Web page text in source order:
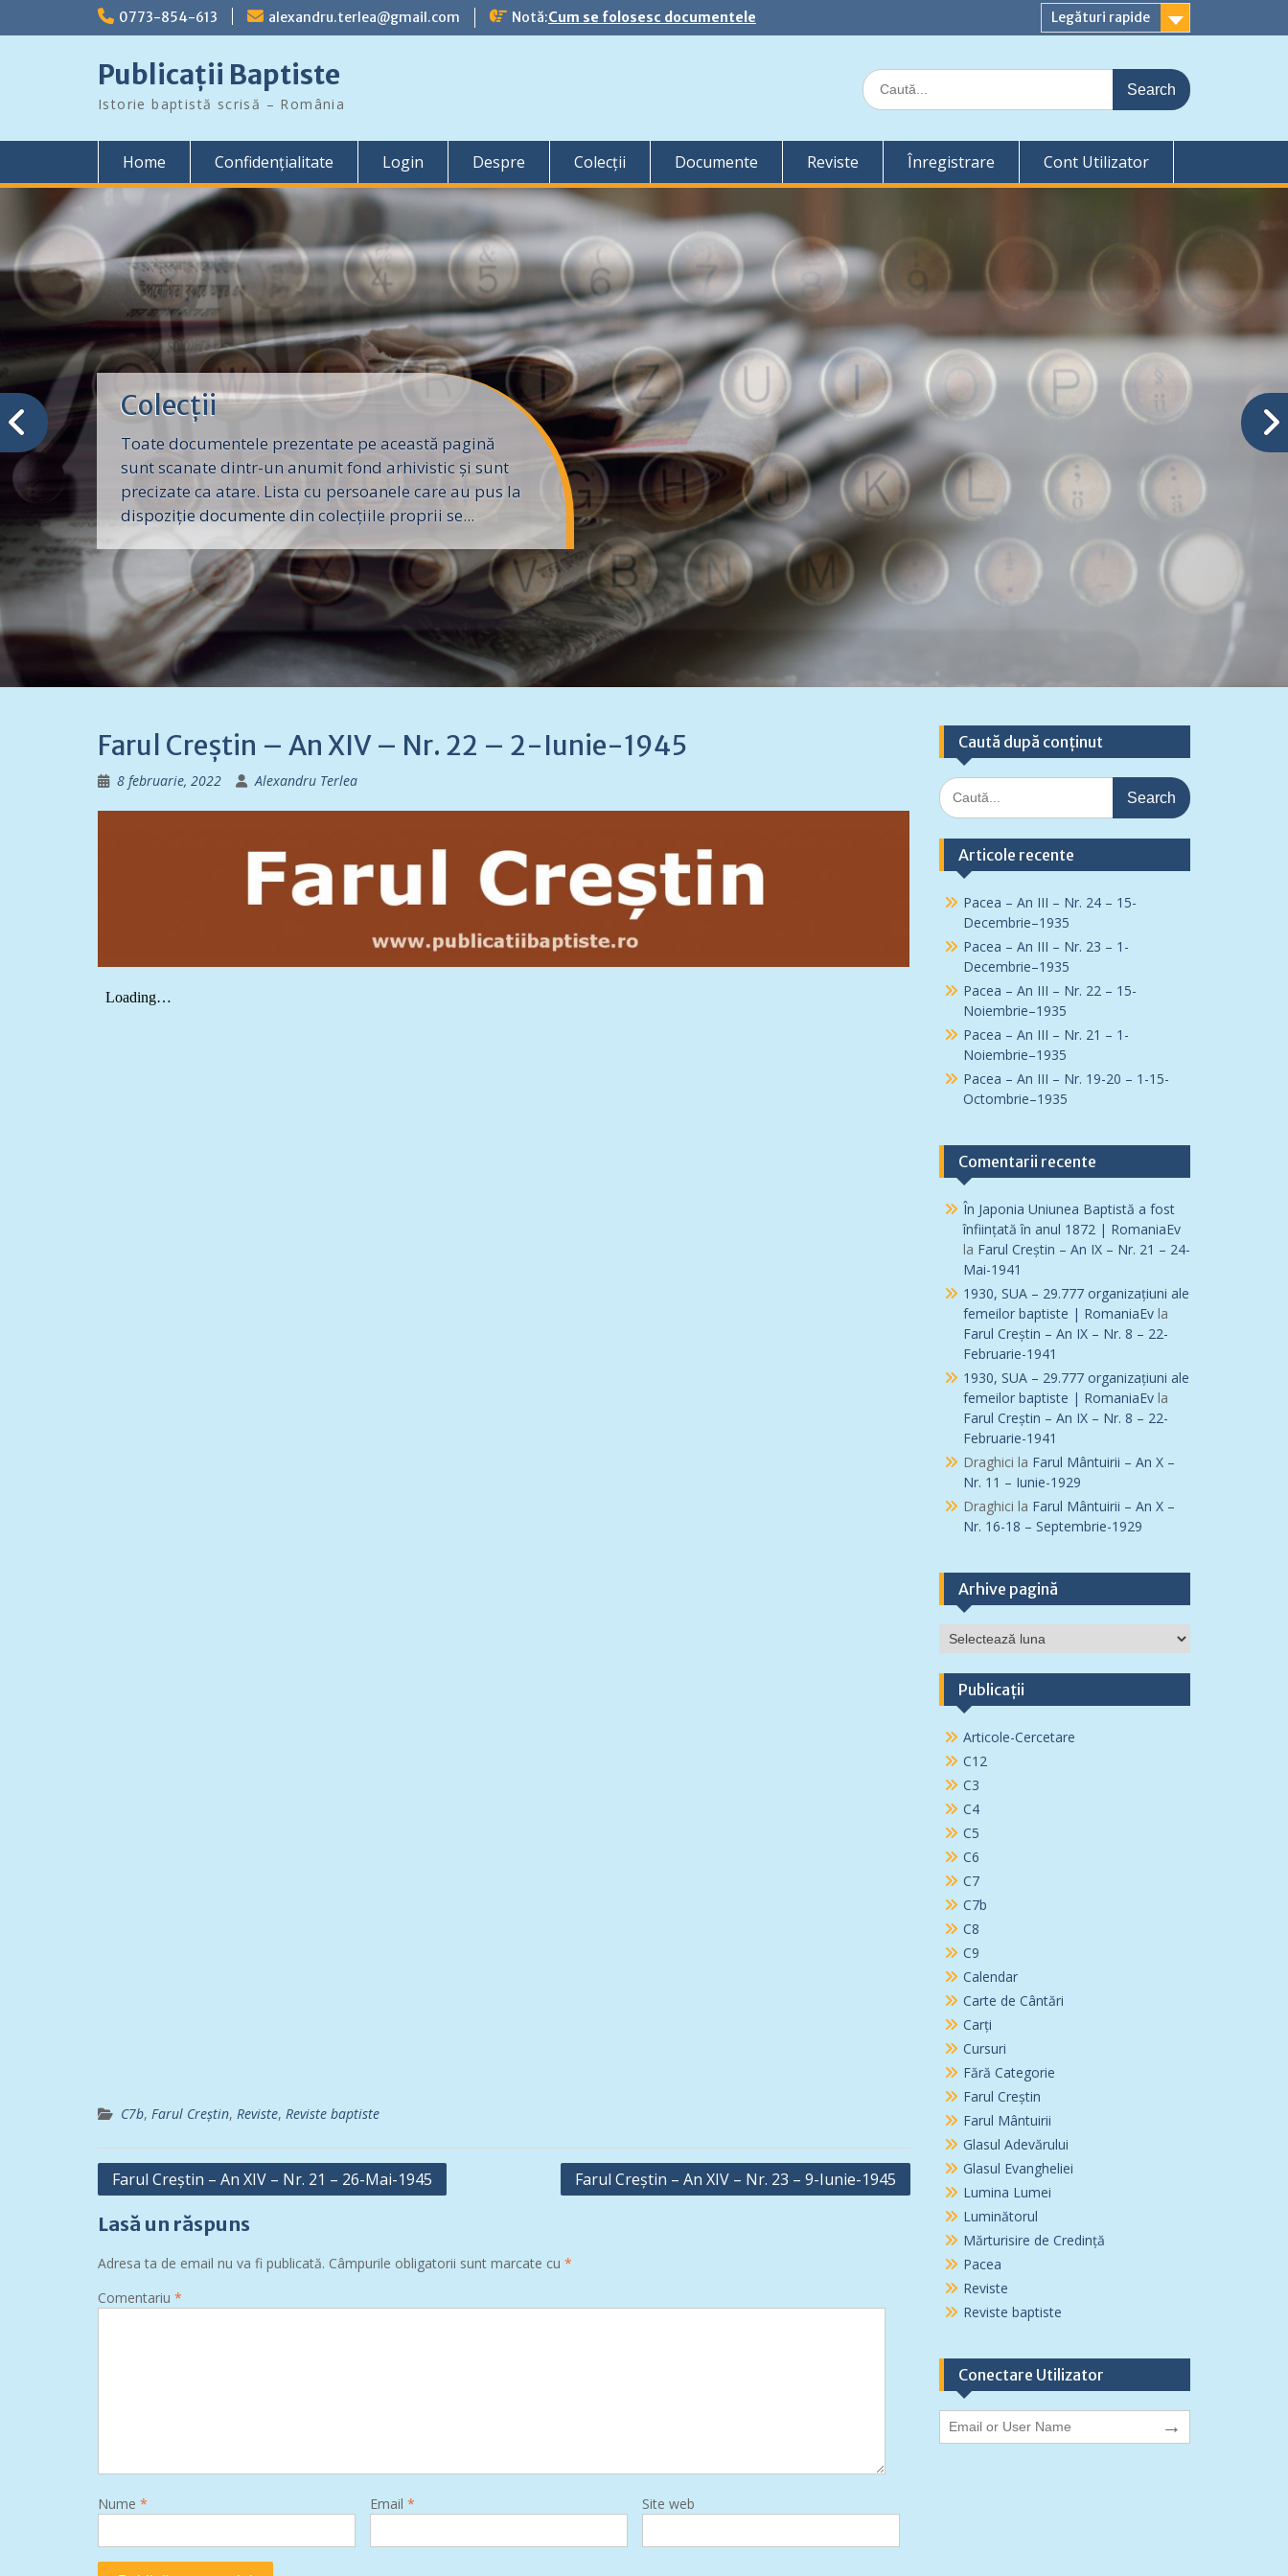
0773-854-613 alexandru.terlea@gmail.com Notă:Cum se folosesc documentele Legături rapide
Publicații Baptiste
Istorie baptistă scrisă – România
Search
for:
Home Confidențialitate Login Despre Colecții Documente Reviste Înregistrare Cont Utilizator
Colecții
Toate documentele prezentate pe această pagină
sunt scanate dintr-un anumit fond arhivistic și sunt
precizate ca atare. Lista cu persoanele care au pus la
dispoziție documente din colecțiile proprii se...
Farul Creștin – An XIV – Nr. 22 – 2-Iunie-1945
8 februarie, 2022 Alexandru Terlea
C7b, Farul Creștin, Reviste, Reviste baptiste
Navigare
articole
Farul Creștin – An XIV – Nr. 21 – 26-Mai-1945 Farul Creștin – An XIV – Nr. 23 – 9-Iunie-1945
Lasă un răspuns
Adresa ta de email nu va fi publicată. Câmpurile obligatorii sunt marcate cu *
Comentariu *
Nume * Email * Site web
Caută după conținut
Search
for:
Articole recente
Pacea – An III – Nr. 24 – 15-
Decembrie–1935
Pacea – An III – Nr. 23 – 1-
Decembrie–1935
Pacea – An III – Nr. 22 – 15-
Noiembrie–1935
Pacea – An III – Nr. 21 – 1-
Noiembrie–1935
Pacea – An III – Nr. 19-20 – 1-15-
Octombrie–1935
Comentarii recente
În Japonia Uniunea Baptistă a fost
înfiinţată în anul 1872 | RomaniaEv
la Farul Creștin – An IX – Nr. 21 – 24-
Mai-1941
1930, SUA – 29.777 organizațiuni ale
femeilor baptiste | RomaniaEvla
Farul Creștin – An IX – Nr. 8 – 22-
Februarie-1941
1930, SUA – 29.777 organizațiuni ale
femeilor baptiste | RomaniaEvla
Farul Creștin – An IX – Nr. 8 – 22-
Februarie-1941
Draghici la Farul Mântuirii – An X –
Nr. 11 – Iunie-1929
Draghici la Farul Mântuirii – An X –
Nr. 16-18 – Septembrie-1929
Arhive pagină
Arhive
pagină
Publicații
Articole-Cercetare
C12
C3
C4
C5
C6
C7
C7b
C8
C9
Calendar
Carte de Cântări
Carți
Cursuri
Fără Categorie
Farul Creștin
Farul Mântuirii
Glasul Adevărului
Glasul Evangheliei
Lumina Lumei
Luminătorul
Mărturisire de Credință
Pacea
Reviste
Reviste baptiste
Conectare Utilizator
→